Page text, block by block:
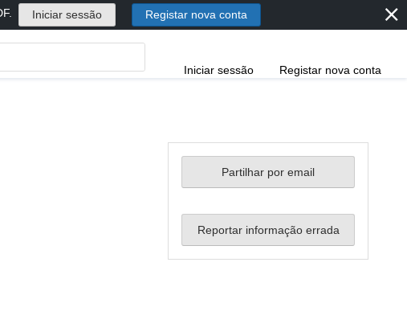
Iniciar sessão Registar nova conta ⨯
Iniciar sessão Registar nova conta
Partilhar por email
Reportar informação errada